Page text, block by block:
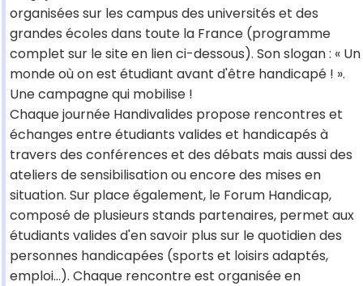
organisées sur les campus des universités et des
grandes écoles dans toute la France (programme
complet sur le site en lien ci-dessous). Son slogan : « Un
monde où on est étudiant avant d'être handicapé ! ».
Une campagne qui mobilise !
Chaque journée Handivalides propose rencontres et
échanges entre étudiants valides et handicapés à
travers des conférences et des débats mais aussi des
ateliers de sensibilisation ou encore des mises en
situation. Sur place également, le Forum Handicap,
composé de plusieurs stands partenaires, permet aux
étudiants valides d'en savoir plus sur le quotidien des
personnes handicapées (sports et loisirs adaptés,
emploi...). Chaque rencontre est organisée en